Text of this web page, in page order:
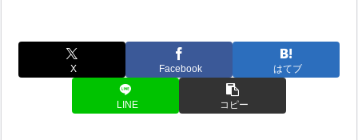
X Facebook はてブ
LINE コピー